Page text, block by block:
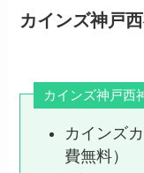
カインズ神戸
カインズ神戸西
カインズ
費無料）